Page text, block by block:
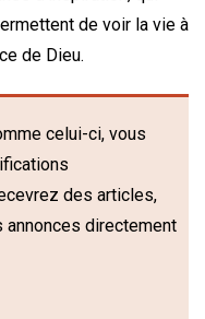
de voir la vie à
de Dieu.
celui-ci, vous
des articles,
directement